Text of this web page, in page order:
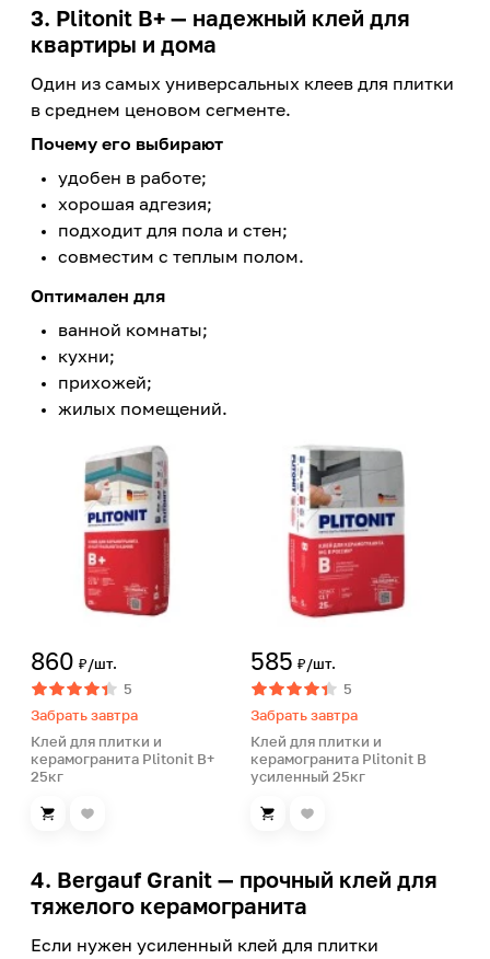
3. Plitonit B+ — надежный клей для
квартиры и дома
Один из самых универсальных клеев для плитки
в среднем ценовом сегменте.
Почему его выбирают
удобен в работе;
хорошая адгезия;
подходит для пола и стен;
совместим с теплым полом.
Оптимален для
ванной комнаты;
кухни;
прихожей;
жилых помещений.
860 ₽/шт.
5
Забрать завтра
Клей для плитки и
керамогранита Plitonit В+
25кг
585 ₽/шт.
5
Забрать завтра
Клей для плитки и
керамогранита Plitonit В
усиленный 25кг
4. Bergauf Granit — прочный клей для
тяжелого керамогранита
Если нужен усиленный клей для плитки